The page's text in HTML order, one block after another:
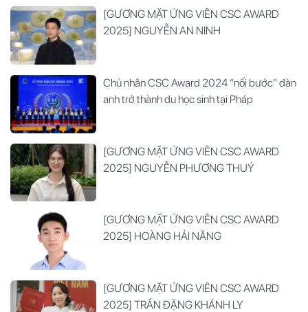
[GƯƠNG MẶT ỨNG VIÊN CSC AWARD
2025] NGUYỄN AN NINH
Chủ nhân CSC Award 2024 “nối bước” đàn
anh trở thành du học sinh tại Pháp
[GƯƠNG MẶT ỨNG VIÊN CSC AWARD
2025] NGUYỄN PHƯƠNG THUÝ
[GƯƠNG MẶT ỨNG VIÊN CSC AWARD
2025] HOÀNG HẢI NĂNG
[GƯƠNG MẶT ỨNG VIÊN CSC AWARD
2025] TRẦN ĐẶNG KHÁNH LY